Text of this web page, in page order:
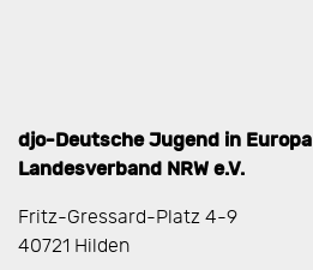
djo-Deutsche Jugend in Europa
Landesverband NRW e.V.
Fritz-Gressard-Platz 4-9
40721 Hilden